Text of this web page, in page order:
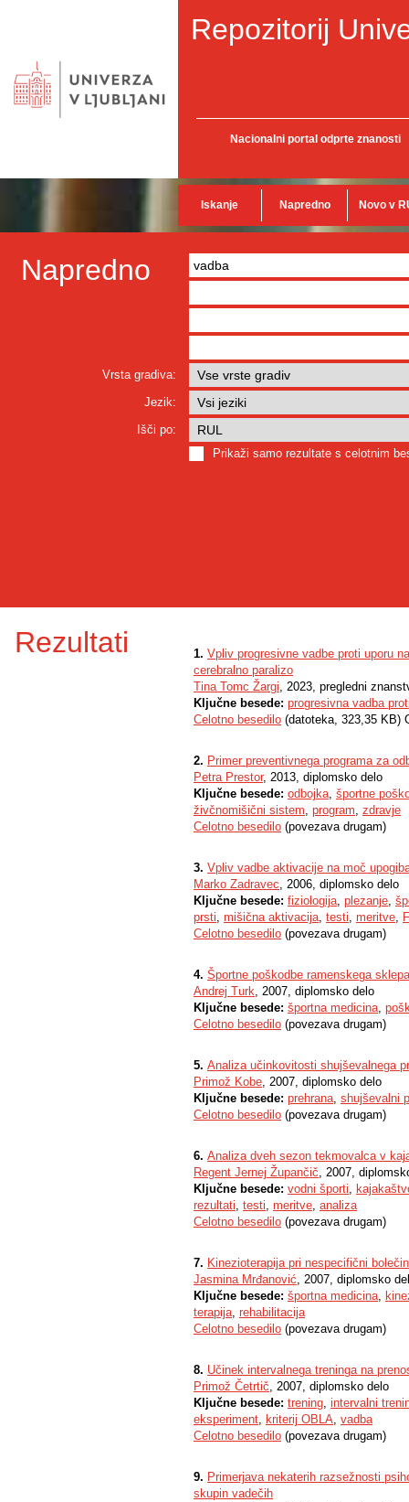
Repozitorij
Nacionalni portal odprte znanosti
Iskanje Napredno Novo v
Napredno
Vrsta gradiva:
Jezik:
Išči po:
Prikaži samo rezultate s celotnim
Rezultati 1. Vpliv progresivne vadbe proti uporu
cerebralno paralizo
Tina Tomc Žargi, 2023, pregledni
Ključne besede: progresivna vadba
Celotno besedilo (datoteka, 323,35 KB)
2. Primer preventivnega programa za
Petra Prestor, 2013, diplomsko delo
Ključne besede: odbojka, športne
živčnomišični sistem, program, zdravje
Celotno besedilo (povezava drugam)
3. Vpliv vadbe aktivacije na moč
Marko Zadravec, 2006, diplomsko delo
Ključne besede: fiziologija, plezanje,
prsti, mišična aktivacija, testi, meritve,
Celotno besedilo (povezava drugam)
4. Športne poškodbe ramenskega sklepa
Andrej Turk, 2007, diplomsko delo
Ključne besede: športna medicina,
Celotno besedilo (povezava drugam)
5. Analiza učinkovitosti shujševalnega
Primož Kobe, 2007, diplomsko delo
Ključne besede: prehrana, shujševalni
Celotno besedilo (povezava drugam)
6. Analiza dveh sezon tekmovalca v
Regent Jernej Župančič, 2007,
Ključne besede: vodni športi,
rezultati, testi, meritve, analiza
Celotno besedilo (povezava drugam)
7. Kinezioterapija pri nespecifični
Jasmina Mrđanović, 2007, diplomsko
Ključne besede: športna medicina,
terapija, rehabilitacija
Celotno besedilo (povezava drugam)
8. Učinek intervalnega treninga na
Primož Četrtič, 2007, diplomsko delo
Ključne besede: trening, intervalni
eksperiment, kriterij OBLA, vadba
Celotno besedilo (povezava drugam)
9. Primerjava nekaterih razsežnosti
skupin vadečih